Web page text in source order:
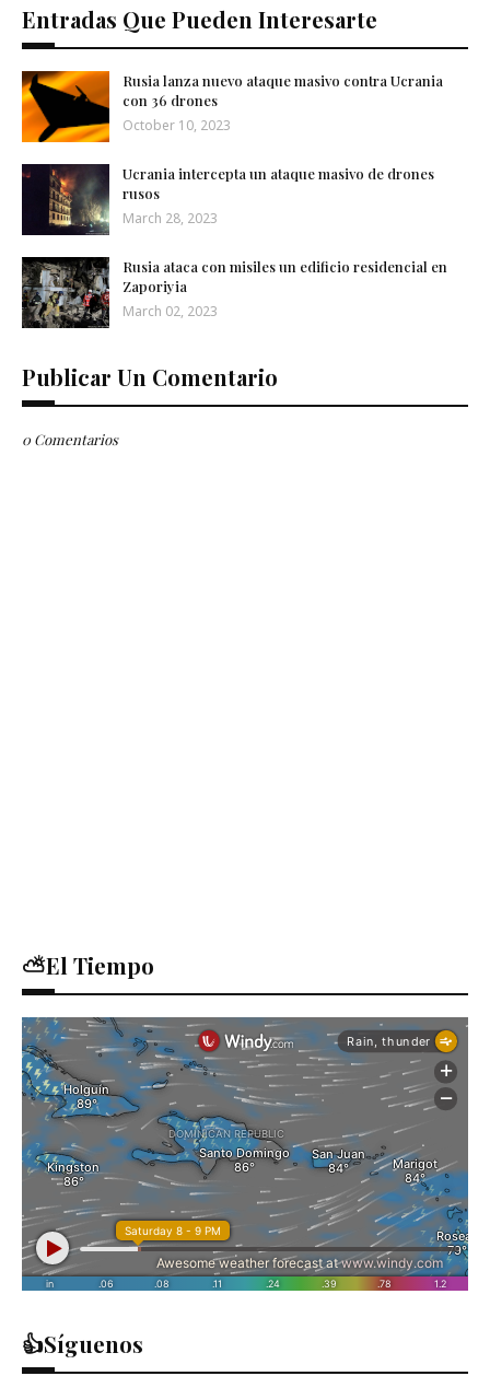
Entradas Que Pueden Interesarte
Rusia lanza nuevo ataque masivo contra Ucrania
con 36 drones
October 10, 2023
Ucrania intercepta un ataque masivo de drones
rusos
March 28, 2023
Rusia ataca con misiles un edificio residencial en
Zaporiyia
March 02, 2023
Publicar Un Comentario
0 Comentarios
⛅El Tiempo
👍Síguenos